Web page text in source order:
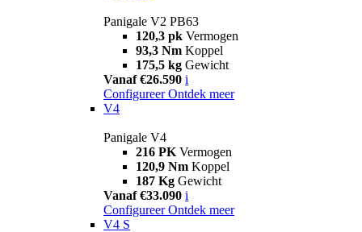
Panigale V2 PB63
120,3 pk Vermogen
93,3 Nm Koppel
175,5 kg Gewicht
Vanaf €26.590 i
Configureer Ontdek meer
V4
Panigale V4
216 PK Vermogen
120,9 Nm Koppel
187 Kg Gewicht
Vanaf €33.090 i
Configureer Ontdek meer
V4 S